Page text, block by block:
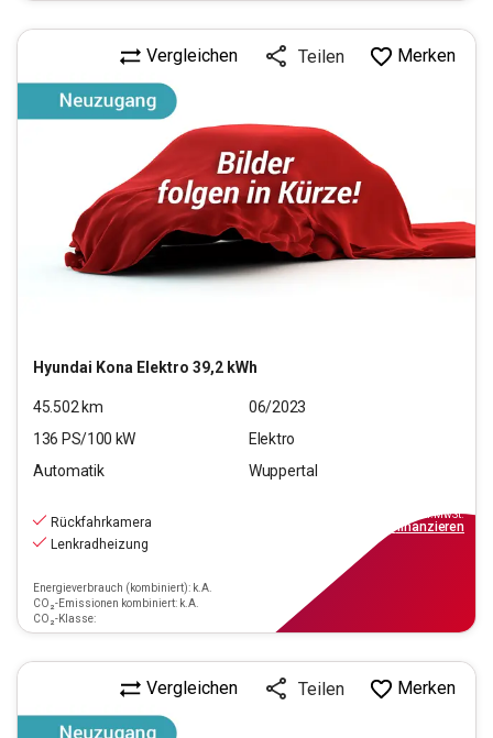
Hyundai Kona Elektro 39,2 kWh
Vergleichen Teilen Merken
45.502 km
06/2023
136 PS/100 kW
Elektro
Automatik
Wuppertal
Rückfahrkamera
Lenkradheizung
Energieverbrauch (kombiniert): k.A.
CO₂-Emissionen kombiniert: k.A.
CO₂-Klasse:
inkl.MwSt.
finanzieren
Vergleichen Teilen Merken